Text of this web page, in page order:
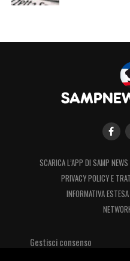
SCARICA L’APP DI SAMP
PRIVACY POLICY E
INFORMATIVA
Gestisci consenso